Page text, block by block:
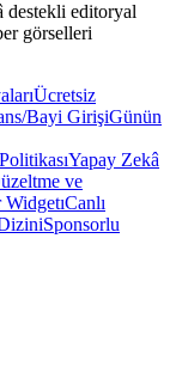
destekli editoryal
görselleri
Ücretsiz
Bayi GirişiGünün
Yapay Zekâ
ve
Canlı
Sponsorlu